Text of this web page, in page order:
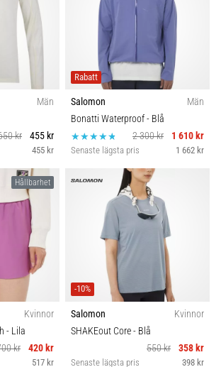
Män
kr
455 kr
455 kr
Rabatt
Salomon
Män
Bonatti Waterproof- Blå
2 300 kr
1 610 kr
Senaste lägsta pris 1 662 kr
Hållbarhet
Kvinnor
- Lila
kr
420 kr
517 kr
-10%
Salomon
Kvinnor
SHAKEout Core- Blå
550 kr
358 kr
Senaste lägsta pris 398 kr